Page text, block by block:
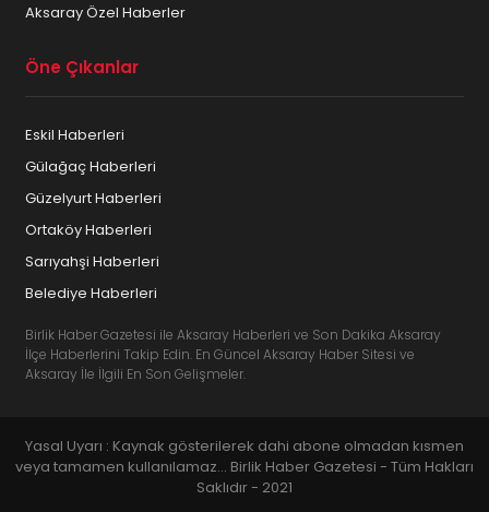
Aksaray Özel Haberler
Öne Çıkanlar
Eskil Haberleri
Gülağaç Haberleri
Güzelyurt Haberleri
Ortaköy Haberleri
Sarıyahşi Haberleri
Belediye Haberleri
Birlik Haber Gazetesi ile Aksaray Haberleri ve Son Dakika Aksaray
İlçe Haberlerini Takip Edin. En Güncel Aksaray Haber Sitesi ve
Aksaray İle İlgili En Son Gelişmeler.
Yasal Uyarı : Kaynak gösterilerek dahi abone olmadan kısmen
veya tamamen kullanılamaz... Birlik Haber Gazetesi - Tüm Hakları
Saklıdır - 2021